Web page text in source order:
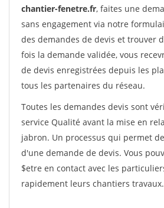
chantier-fenetre.fr, faites une
sans engagement via notre
des demandes de devis et trouver
fois la demande validée, vous
de devis enregistrées depuis les
tous les partenaires du réseau.
Toutes les demandes devis sont
service Qualité avant la mise en
jabron. Un processus qui permet
d'une demande de devis. Vous
$etre en contact avec les
rapidement leurs chantiers travaux.